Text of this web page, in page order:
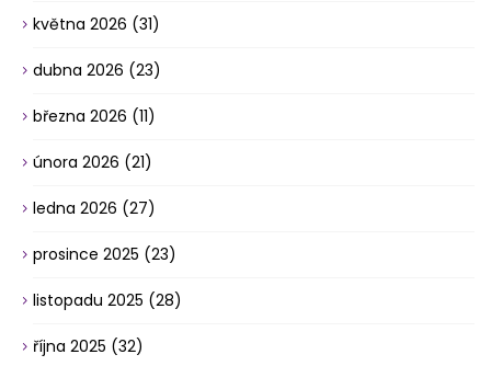
května 2026 (31)
dubna 2026 (23)
března 2026 (11)
února 2026 (21)
ledna 2026 (27)
prosince 2025 (23)
listopadu 2025 (28)
října 2025 (32)